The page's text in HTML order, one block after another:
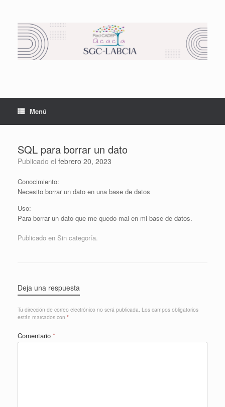
contenido
Menú
SQL para borrar un dato
Publicado el febrero 20, 2023
Conocimiento:
Necesito borrar un dato en una base de datos
Uso:
Para borrar un dato que me quedo mal en mi base de datos.
Publicado en Sin categoría.
Deja una respuesta
Tu dirección de correo electrónico no será publicada. Los campos obligatorios
están marcados con *
Comentario *